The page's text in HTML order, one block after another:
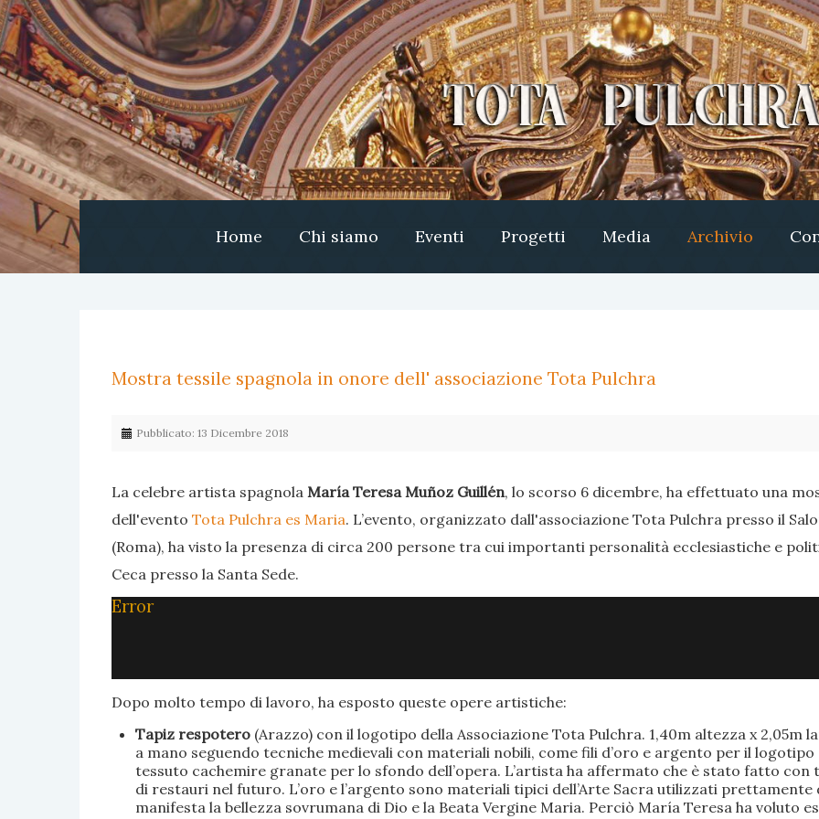
Home Chi siamo Eventi Progetti Media Archivio
Mostra tessile spagnola in onore dell' associazione Tota Pulchra
Pubblicato: 13 Dicembre 2018
La celebre artista spagnola María Teresa Muñoz Guillén, lo scorso 6 dicembre, ha effettuato una
dell'evento Tota Pulchra es Maria. L’evento, organizzato dall'associazione Tota Pulchra presso il
(Roma), ha visto la presenza di circa 200 persone tra cui importanti personalità ecclesiastiche e
Ceca presso la Santa Sede.
Error
Dopo molto tempo di lavoro, ha esposto queste opere artistiche:
Tapiz respotero(Arazzo) con il logotipo della Associazione Tota Pulchra. 1,40m altezza x 2,05m
a mano seguendo tecniche medievali con materiali nobili, come fili d’oro e argento per il
tessuto cachemire granate per lo sfondo dell’opera. L’artista ha affermato che è stato fatto con
di restauri nel futuro. L’oro e l’argento sono materiali tipici dell’Arte Sacra utilizzati
manifesta la bellezza sovrumana di Dio e la Beata Vergine Maria. Perciò María Teresa ha voluto